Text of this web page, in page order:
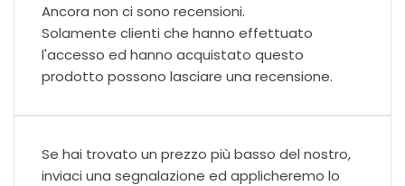
Ancora non ci sono recensioni.
Solamente clienti che hanno effettuato
l'accesso ed hanno acquistato questo
prodotto possono lasciare una recensione.
Se hai trovato un prezzo più basso del nostro,
inviaci una segnalazione ed applicheremo lo